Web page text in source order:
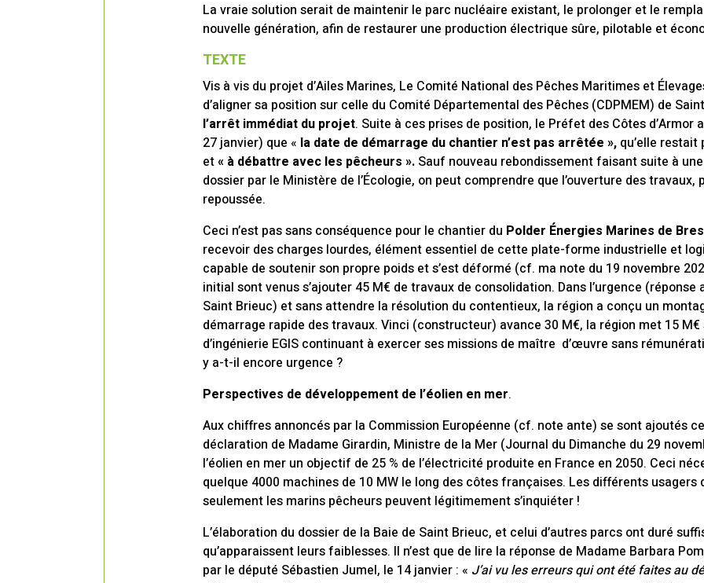
La vraie solution serait de maintenir le parc nucléaire existant, le prolonger et le
nouvelle génération, afin de restaurer une production électrique sûre, pilotable et
TEXTE
Vis à vis du projet d’Ailes Marines, Le Comité National des Pêches Maritimes et
d’aligner sa position sur celle du Comité Départemental des Pêches (CDPMEM) de
l’arrêt immédiat du projet. Suite à ces prises de position, le Préfet des Côtes d’Armor
27 janvier) que « la date de démarrage du chantier n’est pas arrêtée », qu’elle
et« à débattre avec les pêcheurs ». Sauf nouveau rebondissement faisant suite à
dossier par le Ministère de l’Écologie, on peut comprendre que l’ouverture des
repoussée.
Ceci n’est pas sans conséquence pour le chantier du Polder Énergies Marines de
recevoir des charges lourdes, élément essentiel de cette plate-forme industrielle et
capable de soutenir son propre poids et s’est déformé (cf. ma note du 19 novembre
initial sont venus s’ajouter 45 M€ de travaux de consolidation. Dans l’urgence
Saint Brieuc) et sans attendre la résolution du contentieux, la région a conçu un
démarrage rapide des travaux. Vinci (constructeur) avance 30 M€, la région met 15
d’ingénierie EGIS continuant à exercer ses missions de maître d’œuvre sans
y a-t-il encore urgence ?
Perspectives de développement de l’éolien en mer.
Aux chiffres annoncés par la Commission Européenne (cf. note ante) se sont ajoutés
déclaration de Madame Girardin, Ministre de la Mer (Journal du Dimanche du 29
l’éolien en mer un objectif de 25 % de l’électricité produite en France en 2050. Ceci
quelque 4000 machines de 10 MW le long des côtes françaises. Les différents usagers
seulement les marins pêcheurs peuvent légitimement s’inquiéter !
L’élaboration du dossier de la Baie de Saint Brieuc, et celui d’autres parcs ont duré
qu’apparaissent leurs faiblesses. Il n’est que de lire la réponse de Madame Barbara
par le député Sébastien Jumel, le 14 janvier : « J’ai vu les erreurs qui ont été faites au